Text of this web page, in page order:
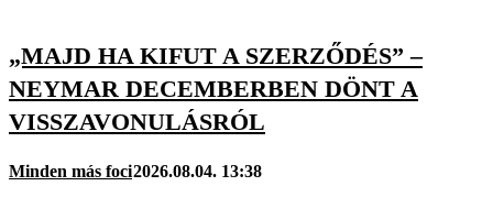
„MAJD HA KIFUT A SZERZŐDÉS” –
NEYMAR DECEMBERBEN DÖNT A
VISSZAVONULÁSRÓL
Minden más foci2026.08.04. 13:38